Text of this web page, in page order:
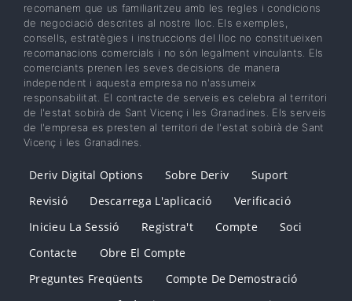
recomanem que us familiaritzeu amb les regles i condicions
de negociació descrites al nostre lloc. Els exemples,
consells, estratègies i instruccions del lloc no constitueixen
recomanacions comercials i no són legalment vinculants. Els
comerciants prenen les seves decisions de manera
independent i aquesta empresa no n'assumeix
responsabilitat. El contracte de serveis es celebra al territori
de l'estat sobirà de Sant Vicenç i les Granadines. Els serveis
de l'empresa es presten al territori de l'estat sobirà de Sant
Vicenç i les Granadines.
Deriv Digital Options Sobre Deriv
Suport
Revisió
Descarrega L'aplicació
Verificació
Inicieu La Sessió
Registra't Compte
Soci
Contacte
Obre El Compte
Preguntes Freqüents
Compte De Demostració